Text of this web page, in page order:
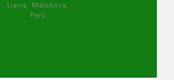
tierra, Melchora,
Perú